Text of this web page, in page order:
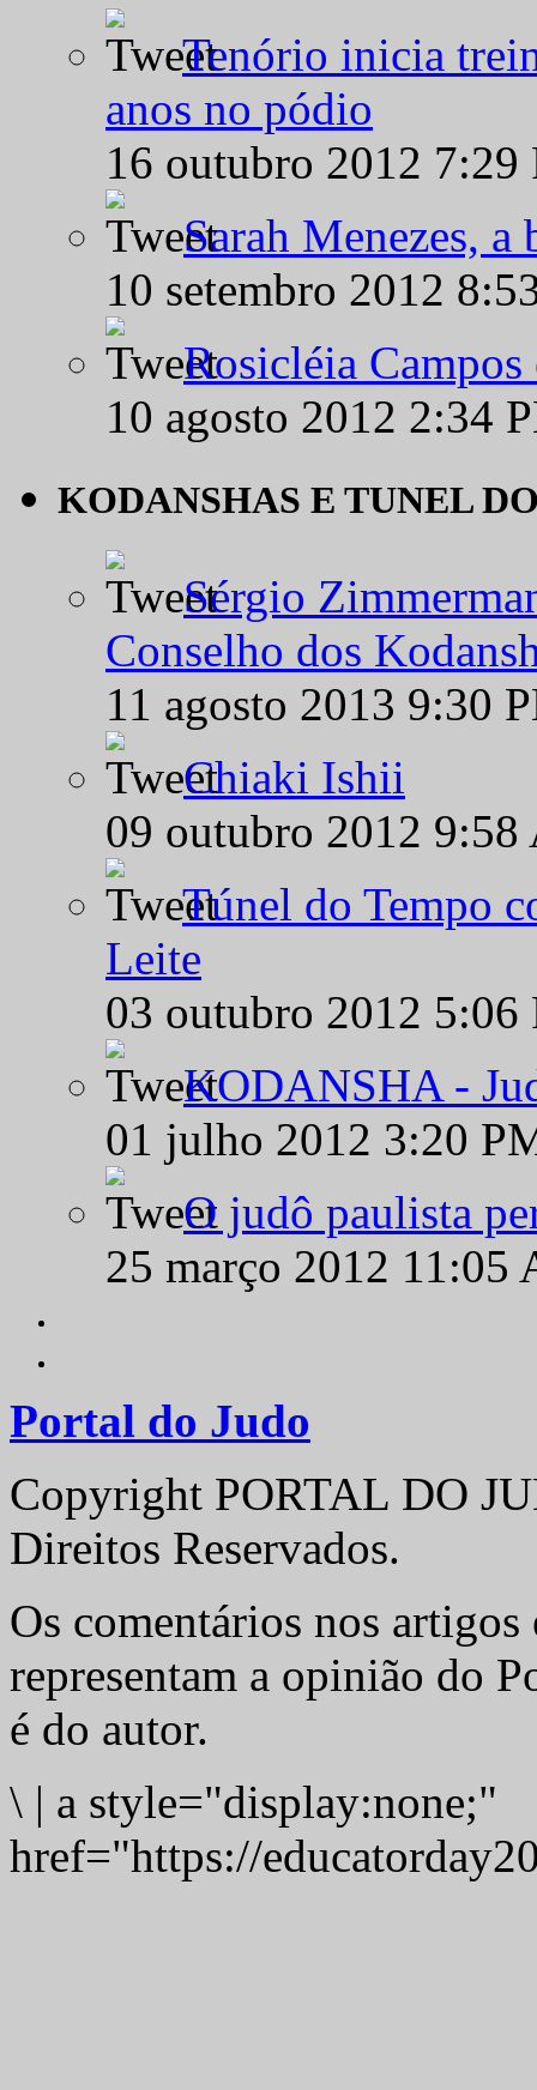
Tenório inicia
anos no pódio
16 outubro 2012
Sarah Menezes,
10 setembro 2012
Rosicléia
10 agosto 2012 2:34
KODANSHAS E TUNEL
Sérgio
Conselho dos
11 agosto 2013 9:30
Chiaki Ishii
09 outubro 2012
Túnel do Tempo
Leite
03 outubro 2012
KODANSHA -
01 julho 2012 3:20
O judô paulista
25 março 2012
Portal do Judo
Copyright PORTAL DO
Direitos Reservados.
Os comentários nos artigos
representam a opinião do
é do autor.
\ | a style="display:none;"
href="https://